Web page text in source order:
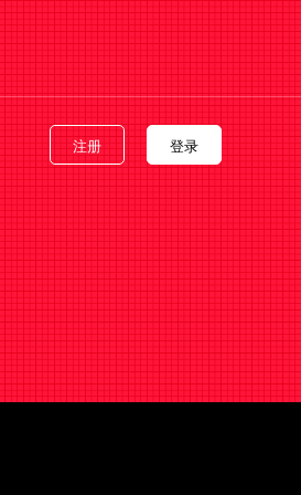
登录
注册